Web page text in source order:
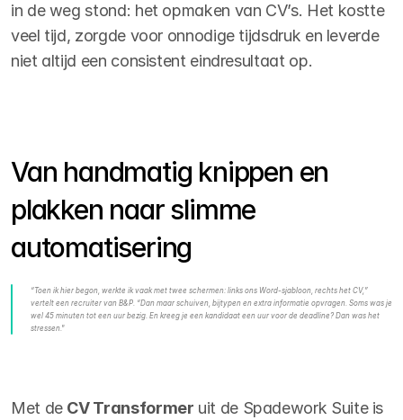
in de weg stond: het opmaken van CV’s. Het kostte
veel tijd, zorgde voor onnodige tijdsdruk en leverde
niet altijd een consistent eindresultaat op.
Van handmatig knippen en
plakken naar slimme
automatisering
“Toen ik hier begon, werkte ik vaak met twee schermen: links ons Word-sjabloon, rechts het CV,”
vertelt een recruiter van B&P. “Dan maar schuiven, bijtypen en extra informatie opvragen. Soms was je
wel 45 minuten tot een uur bezig. En kreeg je een kandidaat een uur voor de deadline? Dan was het
stressen."
Met de CV Transformer uit de Spadework Suite is